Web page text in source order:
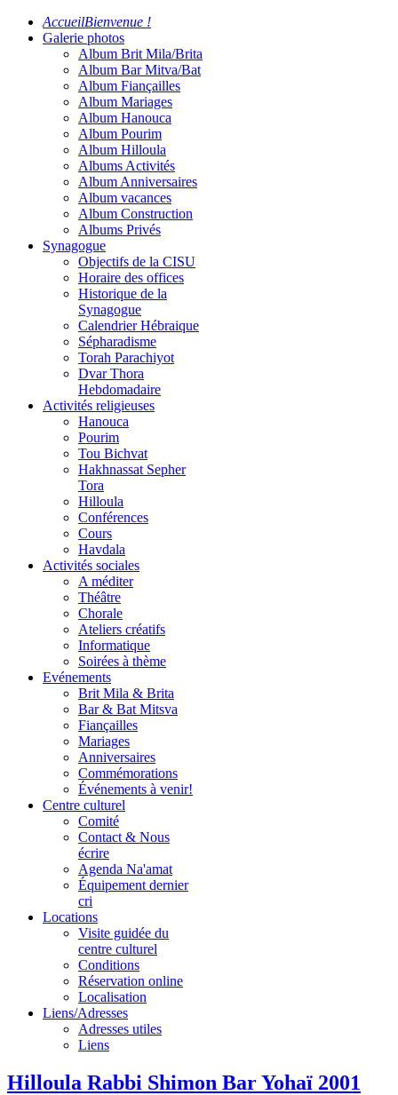
AccueilBienvenue !
Galerie photos
Album Brit Mila/Brita
Album Bar Mitva/Bat
Album Fiançailles
Album Mariages
Album Hanouca
Album Pourim
Album Hilloula
Albums Activités
Album Anniversaires
Album vacances
Album Construction
Albums Privés
Synagogue
Objectifs de la CISU
Horaire des offices
Historique de la
Synagogue
Calendrier Hébraique
Sépharadisme
Torah Parachiyot
Dvar Thora
Hebdomadaire
Activités religieuses
Hanouca
Pourim
Tou Bichvat
Hakhnassat Sepher
Tora
Hilloula
Conférences
Cours
Havdala
Activités sociales
A méditer
Théâtre
Chorale
Ateliers créatifs
Informatique
Soirées à thème
Evénements
Brit Mila & Brita
Bar & Bat Mitsva
Fiançailles
Mariages
Anniversaires
Commémorations
Événements à venir!
Centre culturel
Comité
Contact & Nous
écrire
Agenda Na'amat
Équipement dernier
cri
Locations
Visite guidée du
centre culturel
Conditions
Réservation online
Localisation
Liens/Adresses
Adresses utiles
Liens
Hilloula Rabbi Shimon Bar Yohaï 2001